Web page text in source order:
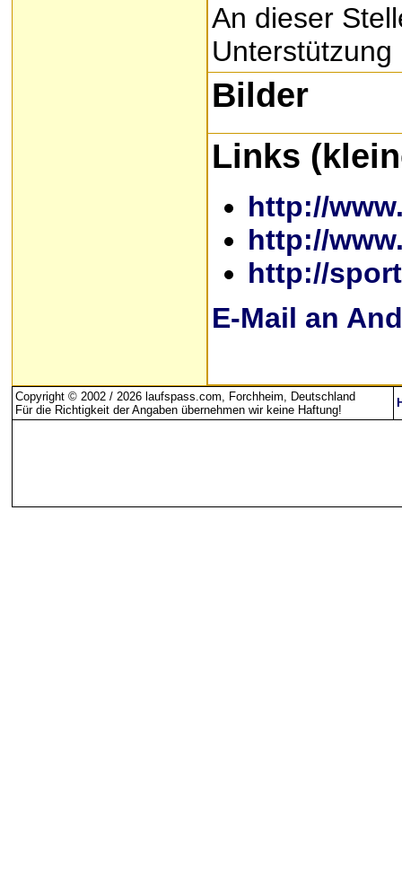
An dieser
Bilder
Links
http://
http://
http://
E-Mail an
Copyright © 2002 / 2026 laufspass.com, Forchheim, Deutschland
Für die Richtigkeit der Angaben übernehmen wir keine Haftung!